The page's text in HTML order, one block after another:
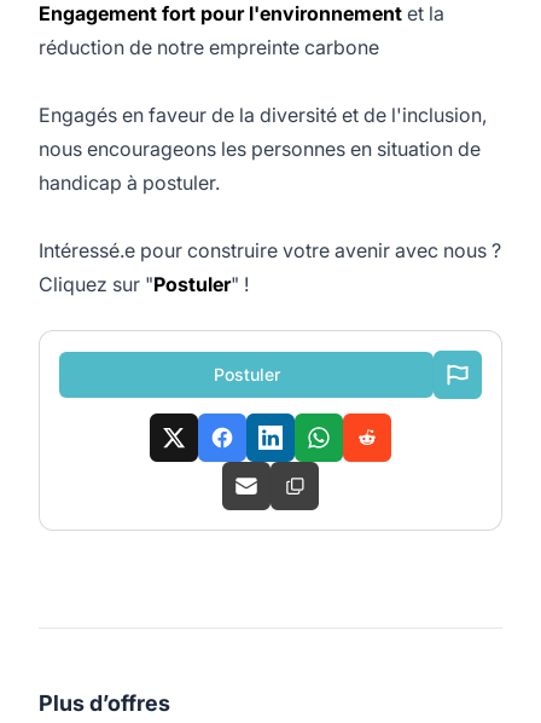
Engagement fort pour l'environnement et la
réduction de notre empreinte carbone
Engagés en faveur de la diversité et de l'inclusion,
nous encourageons les personnes en situation de
handicap à postuler.
Intéressé.e pour construire votre avenir avec nous ?
Cliquez sur "Postuler" !
Postuler
Plus d’offres